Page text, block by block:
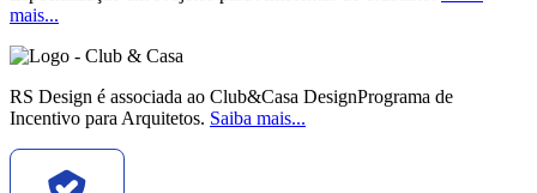
mais...
RS Design é associada ao Club&Casa DesignPrograma de
Incentivo para Arquitetos. Saiba mais...